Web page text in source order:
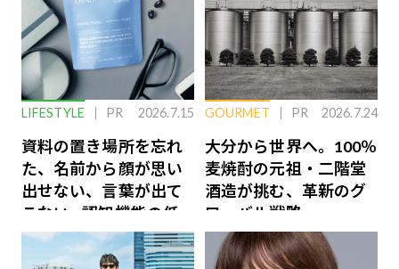
LIFESTYLE PR 2026.7.15
資料の置き場所を忘れ
た、名前から顔が思い
出せない、言葉が出て
こない…認知機能の低
下を救う、脳のインナ
ーケアとは
GOURMET PR 2026.7.24
大分から世界へ。100％
麦焼酎の元祖・二階堂
酒造が挑む、革新のグ
ローバル戦略